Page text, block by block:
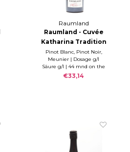
Raumland
Raumland - Cuvée
Katharina Tradition
Brut Nature 2020
Pinot Blanc, Pinot Noir,
Meunier | Dosage g/l
Säure g/l | 44 mnd on the
lees
€33,14